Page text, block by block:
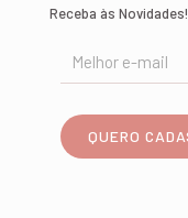
Receba às Novidades!